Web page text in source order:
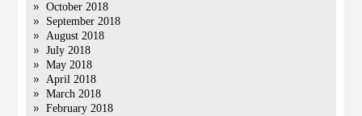
October 2018
September 2018
August 2018
July 2018
May 2018
April 2018
March 2018
February 2018